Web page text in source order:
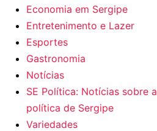
Economia em Sergipe
Entretenimento e Lazer
Esportes
Gastronomia
Notícias
SE Política: Notícias sobre a
política de Sergipe
Variedades